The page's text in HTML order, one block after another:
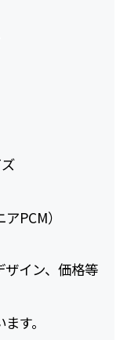
PCM）
イン、価格等
す。